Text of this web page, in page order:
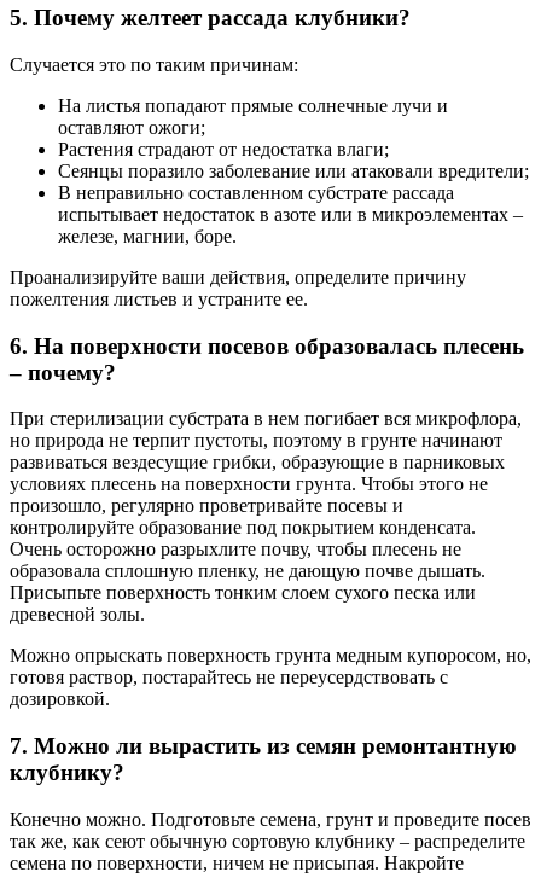
5. Почему желтеет рассада клубники?
Случается это по таким причинам:
На листья попадают прямые солнечные лучи и
оставляют ожоги;
Растения страдают от недостатка влаги;
Сеянцы поразило заболевание или атаковали вредители;
В неправильно составленном субстрате рассада
испытывает недостаток в азоте или в микроэлементах –
железе, магнии, боре.
Проанализируйте ваши действия, определите причину
пожелтения листьев и устраните ее.
6. На поверхности посевов образовалась плесень
– почему?
При стерилизации субстрата в нем погибает вся микрофлора,
но природа не терпит пустоты, поэтому в грунте начинают
развиваться вездесущие грибки, образующие в парниковых
условиях плесень на поверхности грунта. Чтобы этого не
произошло, регулярно проветривайте посевы и
контролируйте образование под покрытием конденсата.
Очень осторожно разрыхлите почву, чтобы плесень не
образовала сплошную пленку, не дающую почве дышать.
Присыпьте поверхность тонким слоем сухого песка или
древесной золы.
Можно опрыскать поверхность грунта медным купоросом, но,
готовя раствор, постарайтесь не переусердствовать с
дозировкой.
7. Можно ли вырастить из семян ремонтантную
клубнику?
Конечно можно. Подготовьте семена, грунт и проведите посев
так же, как сеют обычную сортовую клубнику – распределите
семена по поверхности, ничем не присыпая. Накройте